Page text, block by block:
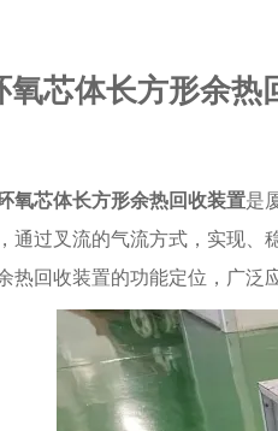
氧芯体长方形余热
氧芯体长方形余热回收装置是
通过叉流的气流方式，实现、
热回收装置的功能定位，广泛